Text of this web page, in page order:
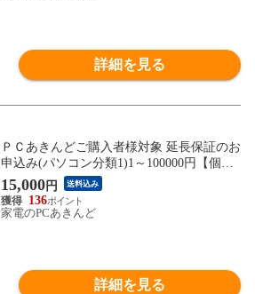
詳細を見る
ＰＣあきんどご購入者様対象 延長保証のお
申込み(パソコン分類1)1～100000円【個人
様限定】【P延保】
15,000円 送料込み
136
家電のPCあきんど
詳細を見る